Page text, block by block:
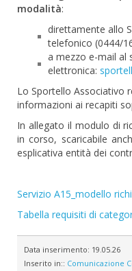
modalità:
direttamente allo
telefonico (0444/
a mezzo e-mail al
elettronica:
Lo Sportello Associativo
informazioni ai recapiti
In allegato il modulo di
in corso, scaricabile
esplicativa entità dei
Servizio A15_modello
Tabella requisiti di
Data inserimento: 19.05.26
Inserito in:: Comunicazione